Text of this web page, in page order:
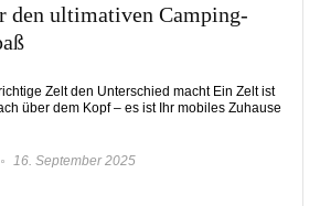
den ultimativen Camping-
Zelt den Unterschied macht Ein Zelt ist
über dem Kopf – es ist Ihr mobiles Zuhause
16. September 2025